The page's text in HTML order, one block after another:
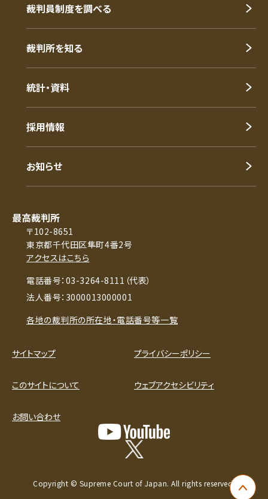
ペー
裁判員制度を調べる
裁判所を知る
統計・資料
採用情報
お知らせ
最高裁判所
〒102-8651
東京都千代田区隼町4番2号
アクセスはこちら
電話番号：03-3264-8111（代表）
法人番号：3000013000001
各地の裁判所の所在地・電話番号等一覧
サイトマップ プライバシーポリシー
このサイトについて ウェブアクセシビリティ
お問い合わせ
Copyright © Supreme Court of Japan. All rights reserved.